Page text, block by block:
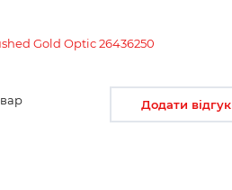
Gold Optic 26436250
Додати відгук